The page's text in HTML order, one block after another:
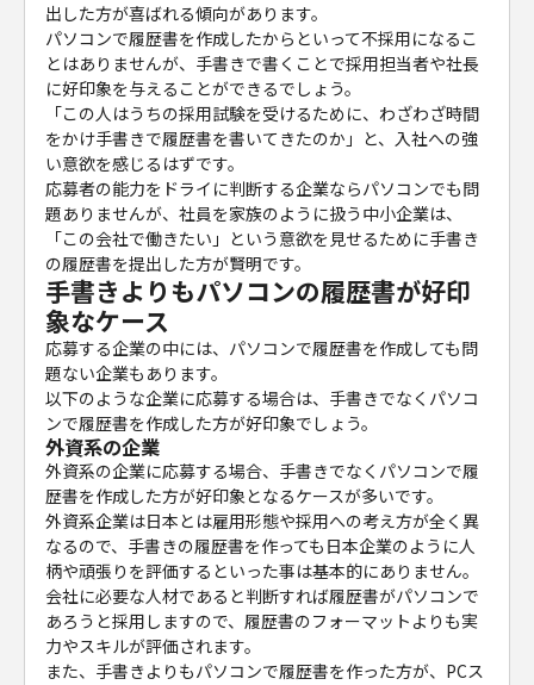
出した方が喜ばれる傾向があります。
パソコンで履歴書を作成したからといって不採用になるこ
とはありませんが、手書きで書くことで採用担当者や社長
に好印象を与えることができるでしょう。
「この人はうちの採用試験を受けるために、わざわざ時間
をかけ手書きで履歴書を書いてきたのか」と、入社への強
い意欲を感じるはずです。
応募者の能力をドライに判断する企業ならパソコンでも問
題ありませんが、社員を家族のように扱う中小企業は、
「この会社で働きたい」という意欲を見せるために手書き
の履歴書を提出した方が賢明です。
手書きよりもパソコンの履歴書が好印
象なケース
応募する企業の中には、パソコンで履歴書を作成しても問
題ない企業もあります。
以下のような企業に応募する場合は、手書きでなくパソコ
ンで履歴書を作成した方が好印象でしょう。
外資系の企業
外資系の企業に応募する場合、手書きでなくパソコンで履
歴書を作成した方が好印象となるケースが多いです。
外資系企業は日本とは雇用形態や採用への考え方が全く異
なるので、手書きの履歴書を作っても日本企業のように人
柄や頑張りを評価するといった事は基本的にありません。
会社に必要な人材であると判断すれば履歴書がパソコンで
あろうと採用しますので、履歴書のフォーマットよりも実
力やスキルが評価されます。
また、手書きよりもパソコンで履歴書を作った方が、PCス